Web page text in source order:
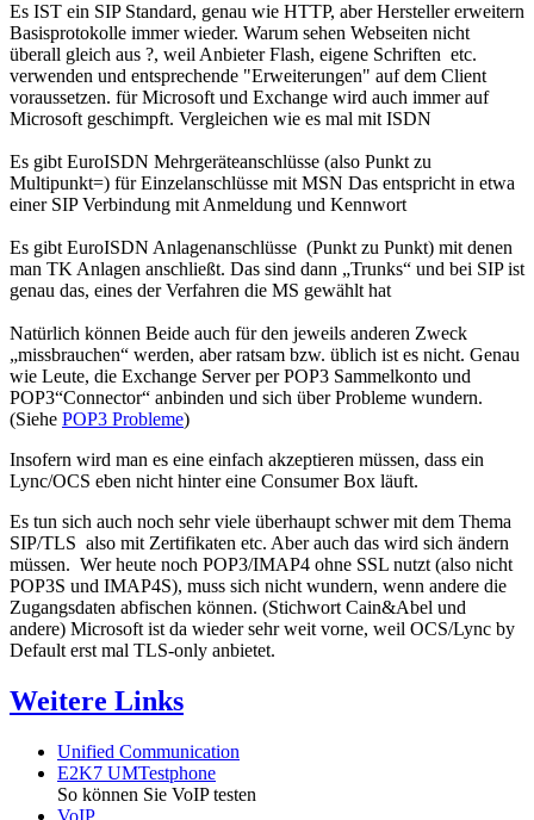
Es IST ein SIP Standard, genau wie HTTP, aber Hersteller erweitern
Basisprotokolle immer wieder. Warum sehen Webseiten nicht
überall gleich aus ?, weil Anbieter Flash, eigene Schriften etc.
verwenden und entsprechende "Erweiterungen" auf dem Client
voraussetzen. für Microsoft und Exchange wird auch immer auf
Microsoft geschimpft. Vergleichen wie es mal mit ISDN
Es gibt EuroISDN Mehrgeräteanschlüsse (also Punkt zu
Multipunkt=) für Einzelanschlüsse mit MSN Das entspricht in etwa
einer SIP Verbindung mit Anmeldung und Kennwort
Es gibt EuroISDN Anlagenanschlüsse (Punkt zu Punkt) mit denen
man TK Anlagen anschließt. Das sind dann „Trunks“ und bei SIP ist
genau das, eines der Verfahren die MS gewählt hat
Natürlich können Beide auch für den jeweils anderen Zweck
„missbrauchen“ werden, aber ratsam bzw. üblich ist es nicht. Genau
wie Leute, die Exchange Server per POP3 Sammelkonto und
POP3“Connector“ anbinden und sich über Probleme wundern.
(Siehe POP3 Probleme)
Insofern wird man es eine einfach akzeptieren müssen, dass ein
Lync/OCS eben nicht hinter eine Consumer Box läuft.
Es tun sich auch noch sehr viele überhaupt schwer mit dem Thema
SIP/TLS also mit Zertifikaten etc. Aber auch das wird sich ändern
müssen. Wer heute noch POP3/IMAP4 ohne SSL nutzt (also nicht
POP3S und IMAP4S), muss sich nicht wundern, wenn andere die
Zugangsdaten abfischen können. (Stichwort Cain&Abel und
andere) Microsoft ist da wieder sehr weit vorne, weil OCS/Lync by
Default erst mal TLS-only anbietet.
Weitere Links
Unified Communication
E2K7 UMTestphone
So können Sie VoIP testen
VoIP